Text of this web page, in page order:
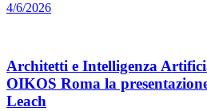
4/6/2026
Architetti e Intelligenza
OIKOS Roma la
Leach